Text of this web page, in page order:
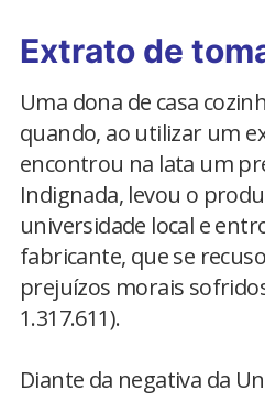
Extrato de
Uma dona de casa
quando, ao utilizar um
encontrou na lata um
Indignada, levou o
universidade local e
fabricante, que se
prejuízos morais
1.317.611).
Diante da negativa da